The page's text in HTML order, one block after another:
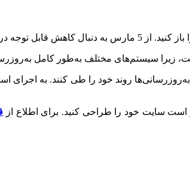
و کلیک‌ها باشید.
زیرا سیستم‌های مختلف به‌طور کامل
روند خود را طی کنند. به اجرای
است سایت خود را طراحی کنید. برای اطلاع از